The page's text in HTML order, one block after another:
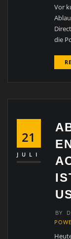
Vor
die
21
JULI
BY